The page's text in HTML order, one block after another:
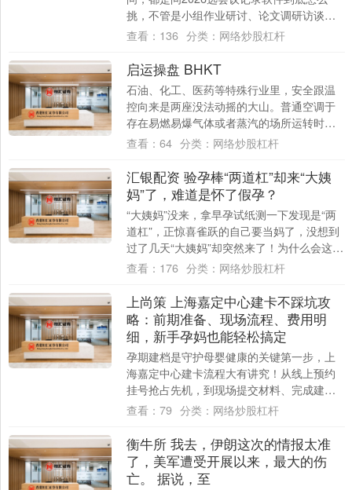
挑，不管是小组作业研讨、论文调研访谈还
是保研复试准备，都需要靠谱工具，我整理
查看： 136 分类： 网络炒股杠杆
启运操盘 BHKT
石油、化工、医药等特殊行业里，安全跟温
控向来是两座没法动摇的大山。普通空调于
存在易燃易爆气体或者蒸汽的场所运转时一
点小小的电火花就能够引发没法挽回的灾
查看： 64 分类： 网络炒股杠杆
汇银配资 验孕棒“两道杠”却来“大姨
妈”了，难道是怀了假孕？
“大姨妈”没来，拿早孕试纸测一下发现是“两
道杠”，正惊喜雀跃的自己要当妈了，没想到
过了几天“大姨妈”却突然来了！为什么会这
样，难道是怀了假孕？ 其实，这种情况往....
查看： 176 分类： 网络炒股杠杆
上尚策 上海嘉定中心建卡不踩坑攻
略：前期准备、现场流程、费用明
细，新手孕妈也能轻松搞定
孕期建档是守护母婴健康的关键第一步，上
海嘉定中心建卡流程大有讲究！从线上预约
挂号抢占先机，到现场提交材料、完成建档
手续，再到后续产检项目规划，每一个环节
查看： 79 分类： 网络炒股杠杆
衡牛所 我去，伊朗这次的情报太准
了，美军遭受开展以来，最大的伤
亡。 据说，至